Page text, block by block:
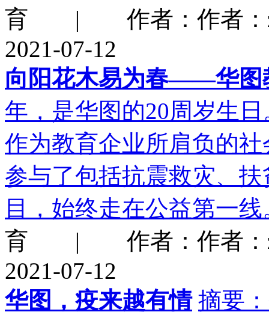
育 | 作者：作者：
2021-07-12
向阳花木易为春——华图
年，是华图的20周岁生
作为教育企业所肩负的
参与了包括抗震救灾、
目，始终走在公益第一
育 | 作者：作者：
2021-07-12
华图，疫来越有情 摘要